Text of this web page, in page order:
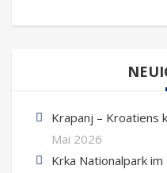
Krapanj – Kroatiens
Mai 2026
Krka Nationalpark